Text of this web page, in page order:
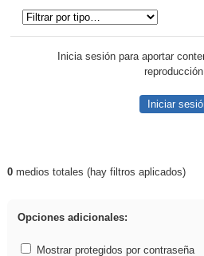
Inicia sesión para aportar
Iniciar
Resultados de: Binnorie
0medios totales (hay filtros aplicados)
Opciones adicionales:
Mostrar protegidos por contraseña